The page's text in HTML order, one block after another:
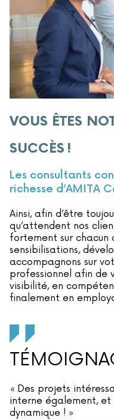
VOUS ÊTES
SUCCÈS !
Les consultants
richesse d’AMITA
Ainsi, afin d’être
qu’attendent nos
fortement sur chacun
sensibilisations,
accompagnons sur
professionnel afin de
visibilité, en
finalement en
« Des projets
interne également, et
dynamique ! »